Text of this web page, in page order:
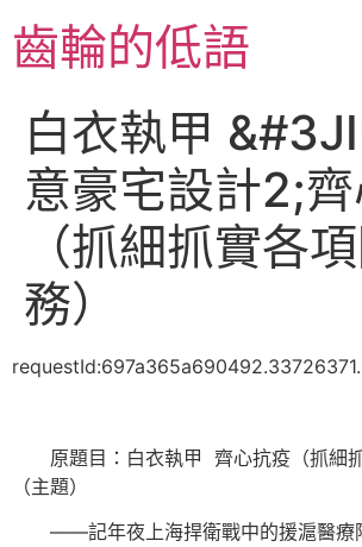
至
主齒輪的低語
白衣執甲
意豪宅設計2;
（抓細抓實各
務）
requestId:697a365a690492.33726371.
原題目：白衣執甲 齊心抗疫（抓細抓
（主題）
——記年夜上海捍衛戰中的援滬醫療隊